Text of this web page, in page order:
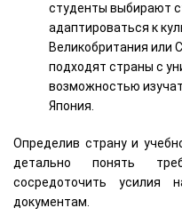
студенты выбирают
адаптироваться к
Великобритания или
подходят страны с
возможностью
Япония.
Определив страну и
детально понять
сосредоточить усилия
документам.